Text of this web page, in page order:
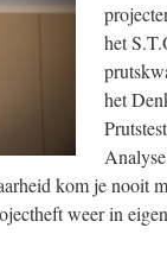
het
het
kom je nooit
weer in